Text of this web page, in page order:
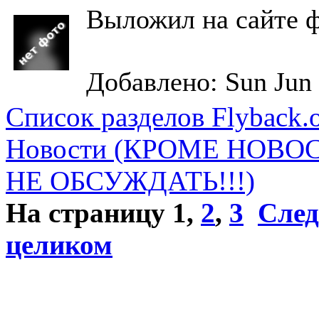
Выложил на сайте
Добавлено: Sun
Список разделов
Новости (КРОМЕ
НЕ ОБСУЖДАТЬ!!!)
На страницу 1, 2, 3
целиком